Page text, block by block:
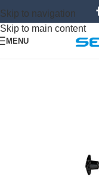
Skip to navigation
Skip to main content
MENU